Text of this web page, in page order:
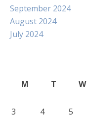
September 2024
August 2024
July 2024
M
T W
3
4 5